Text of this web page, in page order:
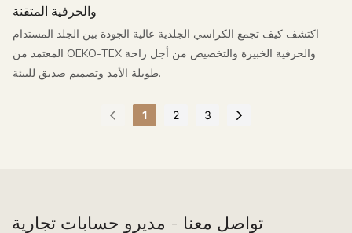
والحرفية المتقنة
اكتشف كيف تجمع الكراسي الجلدية عالية الجودة بين الجلد المستدام
المعتمد من OEKO-TEX والحرفية الخبيرة والتخصيص من أجل راحة
طويلة الأمد وتصميم صديق للبيئة.
1 2 3
تواصل معنا - مديرو حسابات تجارية